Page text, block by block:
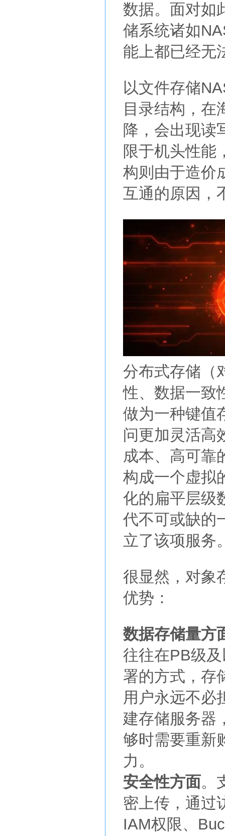
数据。面对如
储系统诸如
能上都已经无
以文件存储
目录结构，在
降，会出现读
限于机头性能
构则由于造价
互通的原因，
分布式存储（
性、数据一致
做为一种键值
问更加灵活高
成本、高可靠
构成一个虚拟
化的扁平层级
代不可或缺的
立了该项服务
很显然，对象
优势：
数据存储量方
往往在PB级
署的方式，存
用户永远不必
建存储服务器
够时需要重新
力。
安全性方面。
密上传，通过
IAM权限、